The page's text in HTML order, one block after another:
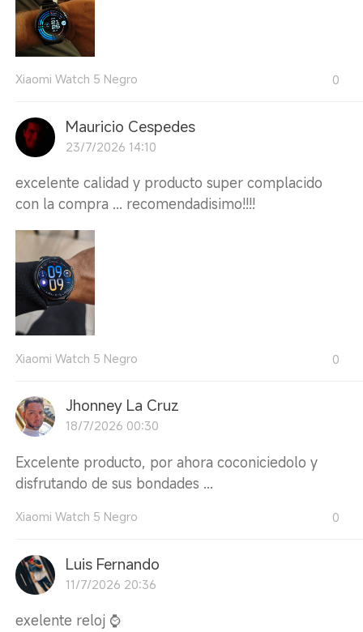
Xiaomi Watch 5 Negro 0
Mauricio Cespedes
23/7/2026 14:10
excelente calidad y producto super complacido
con la compra ... recomendadisimo!!!!
Xiaomi Watch 5 Negro 0
Jhonney La Cruz
18/7/2026 00:30
Excelente producto, por ahora coconiciedolo y
disfrutando de sus bondades ...
Xiaomi Watch 5 Negro 0
Luis Fernando
11/7/2026 20:36
exelente reloj ⌚